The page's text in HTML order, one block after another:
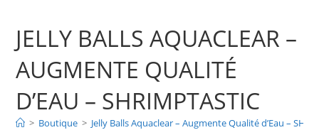
JELLY BALLS AQUACLEAR –
AUGMENTE QUALITÉ
D’EAU – SHRIMPTASTIC
> Boutique > Jelly Balls Aquaclear – Augmente Qualité d’Eau –